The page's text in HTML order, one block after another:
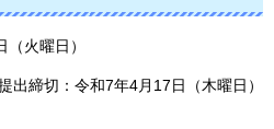
火曜日）
出締切：令和7年4月17日（木曜日）